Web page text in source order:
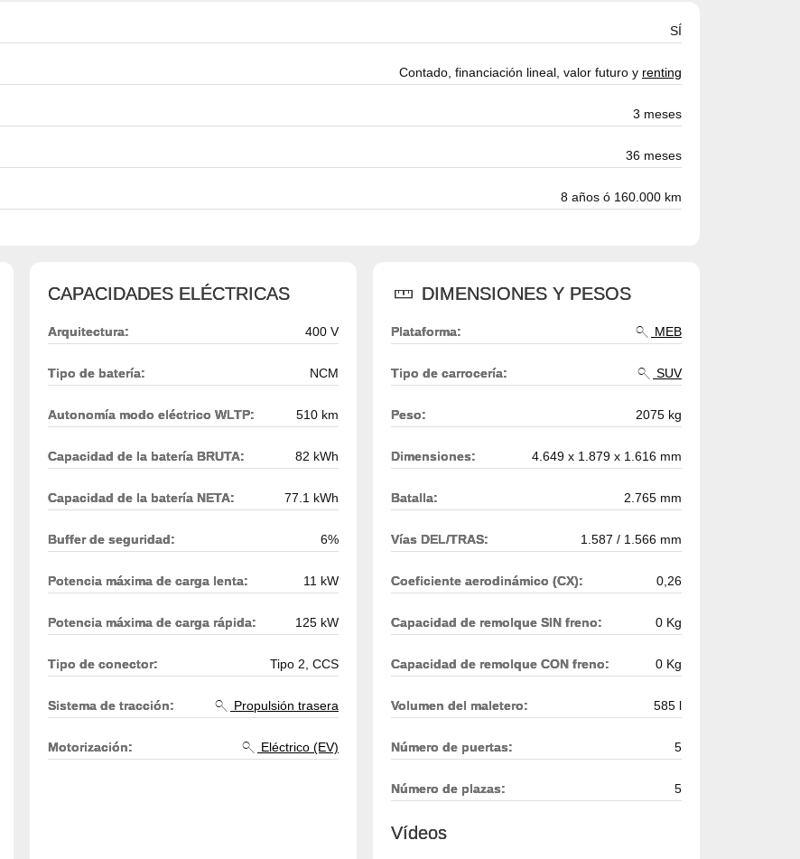
SÍ
Contado, financiación lineal, valor futuro y renting
3 meses
36 meses
8 años ó 160.000 km
CAPACIDADES ELÉCTRICAS
Arquitectura: 400 V
Tipo de batería: NCM
Autonomía modo eléctrico WLTP: 510 km
Capacidad de la batería BRUTA: 82 kWh
Capacidad de la batería NETA: 77.1 kWh
Buffer de seguridad: 6%
Potencia máxima de carga lenta: 11 kW
Potencia máxima de carga rápida: 125 kW
Tipo de conector: Tipo 2, CCS
Sistema de tracción: Propulsión trasera
Motorización: Eléctrico (EV)
DIMENSIONES Y PESOS
Plataforma: MEB
Tipo de carrocería: SUV
Peso: 2075 kg
Dimensiones: 4.649 x 1.879 x 1.616 mm
Batalla: 2.765 mm
Vías DEL/TRAS: 1.587 / 1.566 mm
Coeficiente aerodinámico (CX): 0,26
Capacidad de remolque SIN freno: 0 Kg
Capacidad de remolque CON freno: 0 Kg
Volumen del maletero: 585 l
Número de puertas: 5
Número de plazas: 5
Vídeos